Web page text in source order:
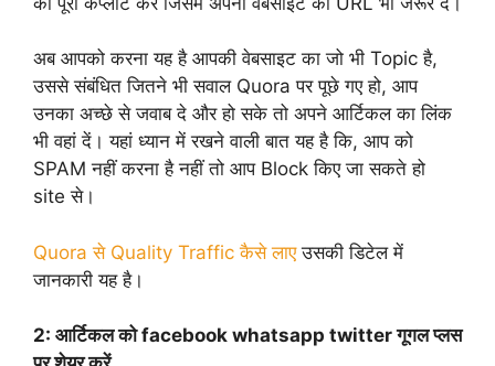
अब आपको करना यह है आपकी वेबसाइट का जो भी Topic है,
उससे संबंधित जितने भी सवाल Quora पर पूछे गए हो, आप
उनका अच्छे से जवाब दे और हो सके तो अपने आर्टिकल का लिंक
भी वहां दें। यहां ध्यान में रखने वाली बात यह है कि, आप को
SPAM नहीं करना है नहीं तो आप Block किए जा सकते हो
site से।
Quora से Quality Traffic कैसे लाएउसकी डिटेल में
जानकारी यह है।
2: आर्टिकल को facebook whatsapp twitter गूगल प्लस